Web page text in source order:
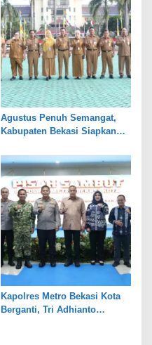
Agustus Penuh Semangat,
Kabupaten Bekasi Siapkan
Hari Besar
Kapolres Metro Bekasi Kota
Berganti, Tri Adhianto